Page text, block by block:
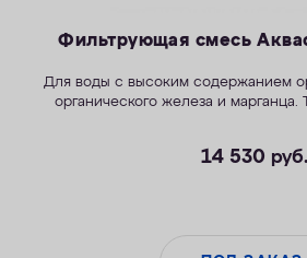
Для воды с высоким содержанием
органического железа и марганца.
14 530 руб.